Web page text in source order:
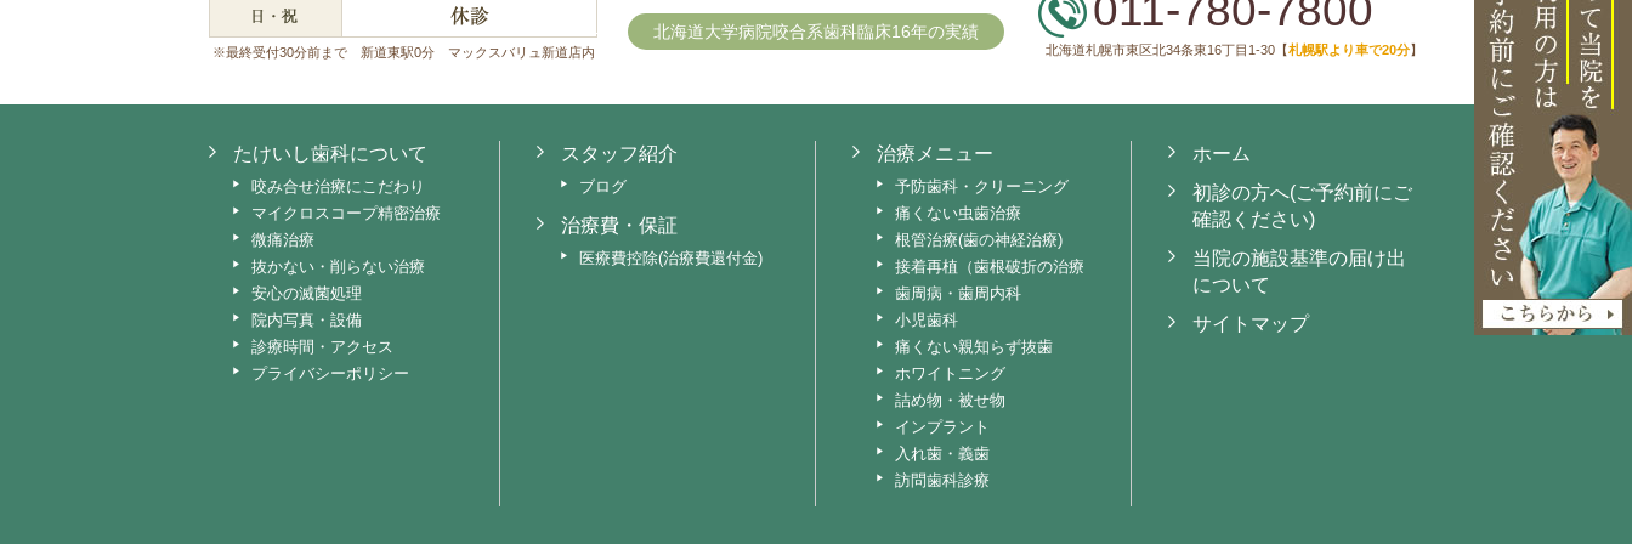
※最終受付30分前まで 新道東駅0分 マックスバリュ新道店内
北海道大学病院咬合系歯科臨床16年の実績 011-780-7800
北海道札幌市東区北34条東16丁目1-30【札幌駅より車で20分】
たけいし歯科について
咬み合せ治療にこだわり
マイクロスコープ精密治療
微痛治療
抜かない・削らない治療
安心の滅菌処理
院内写真・設備
診療時間・アクセス
プライバシーポリシー
スタッフ紹介
ブログ
治療費・保証
医療費控除(治療費還付金)
治療メニュー
予防歯科・クリーニング
痛くない虫歯治療
根管治療(歯の神経治療)
接着再植（歯根破折の治療）
歯周病・歯周内科
小児歯科
痛くない親知らず抜歯
ホワイトニング
詰め物・被せ物
インプラント
入れ歯・義歯
訪問歯科診療
ホーム
初診の方へ(ご予約前にご
確認ください)
当院の施設基準の届け出
について
サイトマップ